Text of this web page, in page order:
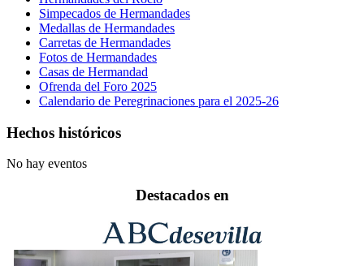
Simpecados de Hermandades
Medallas de Hermandades
Carretas de Hermandades
Fotos de Hermandades
Casas de Hermandad
Ofrenda del Foro 2025
Calendario de Peregrinaciones para el 2025-26
Hechos históricos
No hay eventos
Destacados en